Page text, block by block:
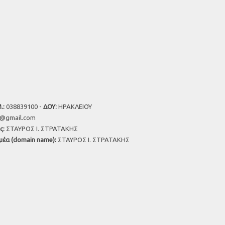
038839100 - ΔΟΥ: ΗΡΑΚΛΕΙΟΥ
ΣΤΑΥΡΟΣ Ι. ΣΤΡΑΤΑΚΗΣ
(domain name): ΣΤΑΥΡΟΣ Ι. ΣΤΡΑΤΑΚΗΣ